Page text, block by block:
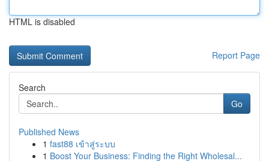
HTML is disabled
Report Page
Search
Go
Published News
1 fast88 เข้าสู่ระบบ
1 Boost Your Business: Finding the Right Wholesal...